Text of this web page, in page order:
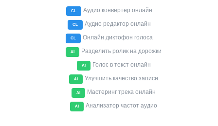
CL Аудио конвертер онлайн
CL Аудио редактор онлайн
CL Онлайн диктофон голоса
AI Разделить ролик на дорожки
AI Голос в текст онлайн
AI Улучшить качество записи
AI Мастеринг трека онлайн
AI Анализатор частот аудио